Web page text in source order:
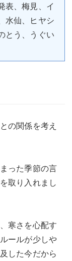
表、梅見、イ
水仙、ヒヤシ
とう、うぐい
の関係を考え
った季節の言
取り入れまし
寒さを心配す
ールが少しや
した今だから